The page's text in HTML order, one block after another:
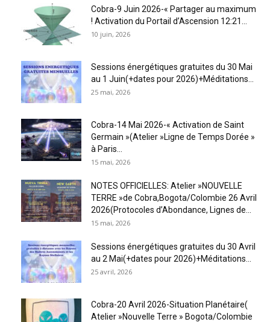
Cobra-9 Juin 2026-« Partager au maximum
! Activation du Portail d’Ascension 12:21...
10 juin, 2026
Sessions énergétiques gratuites du 30 Mai
au 1 Juin(+dates pour 2026)+Méditations...
25 mai, 2026
Cobra-14 Mai 2026-« Activation de Saint
Germain »(Atelier »Ligne de Temps Dorée »
à Paris...
15 mai, 2026
NOTES OFFICIELLES: Atelier »NOUVELLE
TERRE »de Cobra,Bogota/Colombie 26 Avril
2026(Protocoles d’Abondance, Lignes de...
15 mai, 2026
Sessions énergétiques gratuites du 30 Avril
au 2 Mai(+dates pour 2026)+Méditations...
25 avril, 2026
Cobra-20 Avril 2026-Situation Planétaire(
Atelier »Nouvelle Terre » Bogota/Colombie